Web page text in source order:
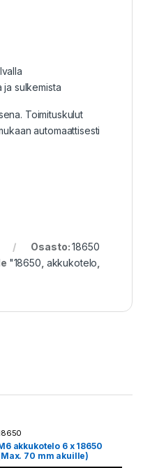
ja sulkemista
Toimituskulut
automaattisesti
Osasto:18650
"18650, akkukotelo,
akkukotelo 6 x 18650
70 mm akuille)